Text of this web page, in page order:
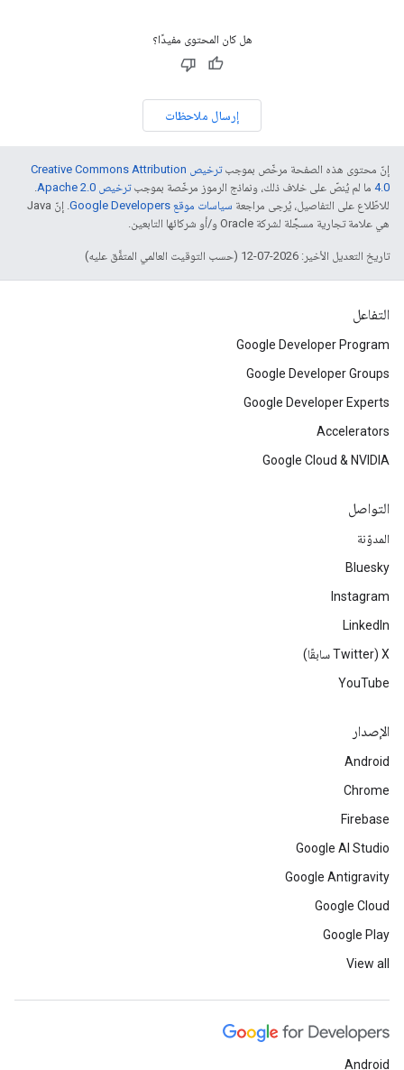
هل كان المحتوى مفيدًا؟
إرسال ملاحظات
إنّ محتوى هذه الصفحة مرخّص بموجب
ترخيص Creative Commons Attribution
4.0‏ ما لم يُنصّ على خلاف ذلك، ونماذج الرموز مرخّصة بموجبترخيص Apache 2.0‏
للاطّلاع على التفاصيل، يُرجى مراجعة سياسات موقع Google Developers‏
. إنّ Java
هي علامة تجارية مسجَّلة لشركة Oracle و/أو شركائها التابعين.
تاريخ التعديل الأخير: 2026-07-12 (حسب التوقيت العالمي المتفَّق عليه)
التفاعل
Google Developer Program
Google Developer Groups
Google Developer Experts
Accelerators
Google Cloud & NVIDIA
التواصل
المدوّنة
Bluesky
Instagram
LinkedIn
‫X ‏(Twitter سابقًا)
YouTube
الإصدار
Android
Chrome
Firebase
Google AI Studio
Google Antigravity
Google Cloud
Google Play
View all
Android